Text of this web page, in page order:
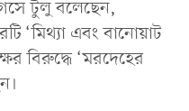
টুলু বলেছেন,
‘মিথ্যা এবং বানোয়াট
বিরুদ্ধে ‘মরদেহের